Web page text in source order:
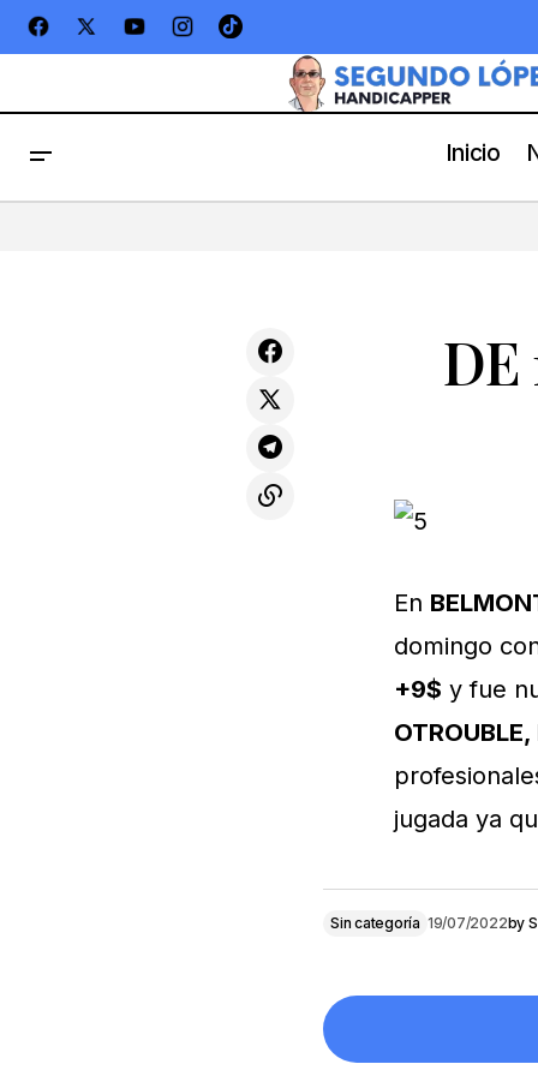
Inicio
DE
En
domingo
+9$ y fue
jugada ya
Sin categoría 19/07/2022by